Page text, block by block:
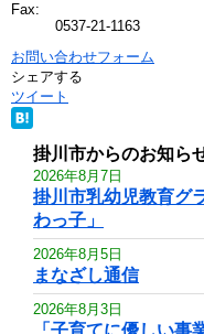
Fax:
0537-21-1163
お問い合わせフォーム
シェアする
ツイート
掛川市からのお知ら
2026年8月7日
掛川市乳幼児教育グ
わっ子」
2026年8月5日
まなざし通信
2026年8月3日
「子育てに優しい事